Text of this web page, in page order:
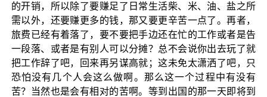
的开销，所以除了要赚足了日常生活柴、米、油、盐之所
需以外，还要赚更多的钱，那又要更辛苦一点了。再者，
旅费已经有着落了，要不要把手边还在忙的工作或者是告
一段落、或者是有别人可以分摊？总不会说你出去玩了就
把工作辞了吧，回来再另谋高就；这未免太潇洒了吧，只
恐怕没有几个人会这么做啊。那么这一个过程中有没有
苦？当然也是会有相对的苦啊。等到出国的那一天即将到